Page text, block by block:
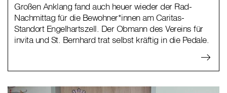
Großen Anklang fand auch heuer wieder der Rad-
Nachmittag für die Bewohner*innen am Caritas-
Standort Engelhartszell. Der Obmann des Vereins für
invita und St. Bernhard trat selbst kräftig in die Pedale.